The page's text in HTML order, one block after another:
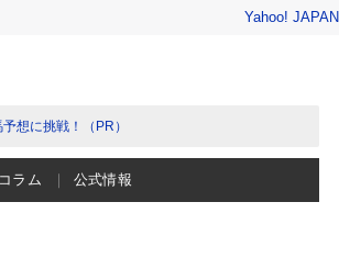
Yahoo! JAPAN
想に挑戦！（PR）
コラム 公式情報